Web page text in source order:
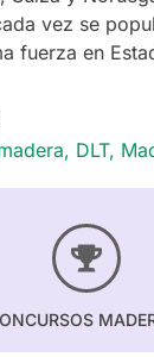
vez se
fuerza en
, DLT,